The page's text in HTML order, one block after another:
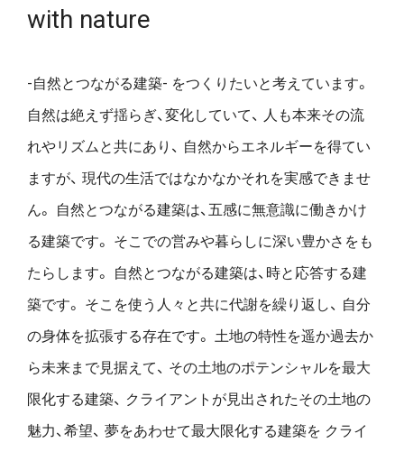
with nature
-自然とつながる建築- をつくりたいと考えています。
自然は絶えず揺らぎ、変化していて、
人も本来その流
れやリズムと共にあり、 自然からエネルギーを得てい
ますが、 現代の生活ではなかなかそれを実感できませ
ん。
自然とつながる建築は、五感に無意識に働きかけ
る建築です。 そこでの営みや暮らしに深い豊かさをも
たらします。
自然とつながる建築は、時と応答する建
築です。 そこを使う人々と共に代謝を繰り返し、 自分
の身体を拡張する存在です。 土地の特性を遥か過去か
ら未来まで見据えて、 その土地のポテンシャルを最大
限化する建築、 クライアントが見出されたその土地の
魅力、希望、 夢をあわせて最大限化する建築を クライ